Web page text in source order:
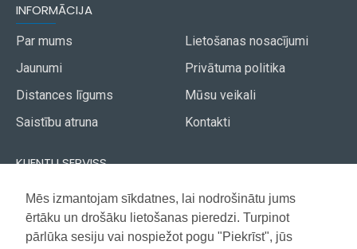
Mēs izmantojam sīkdatnes, lai nodrošinātu jums
ērtāku un drošāku lietošanas pieredzi. Turpinot
pārlūka sesiju vai nospiežot pogu "Piekrīst", jūs
INFORMĀCIJA
Par mums
Jaunumi
Distances līgums
Saistību atruna
Lietošanas nosacījumi
Privātuma politika
Mūsu veikali
Kontakti
KLIENTU SERVISS
Piegāde
Apmaksa
Akcijas avīze
Vietnes karte